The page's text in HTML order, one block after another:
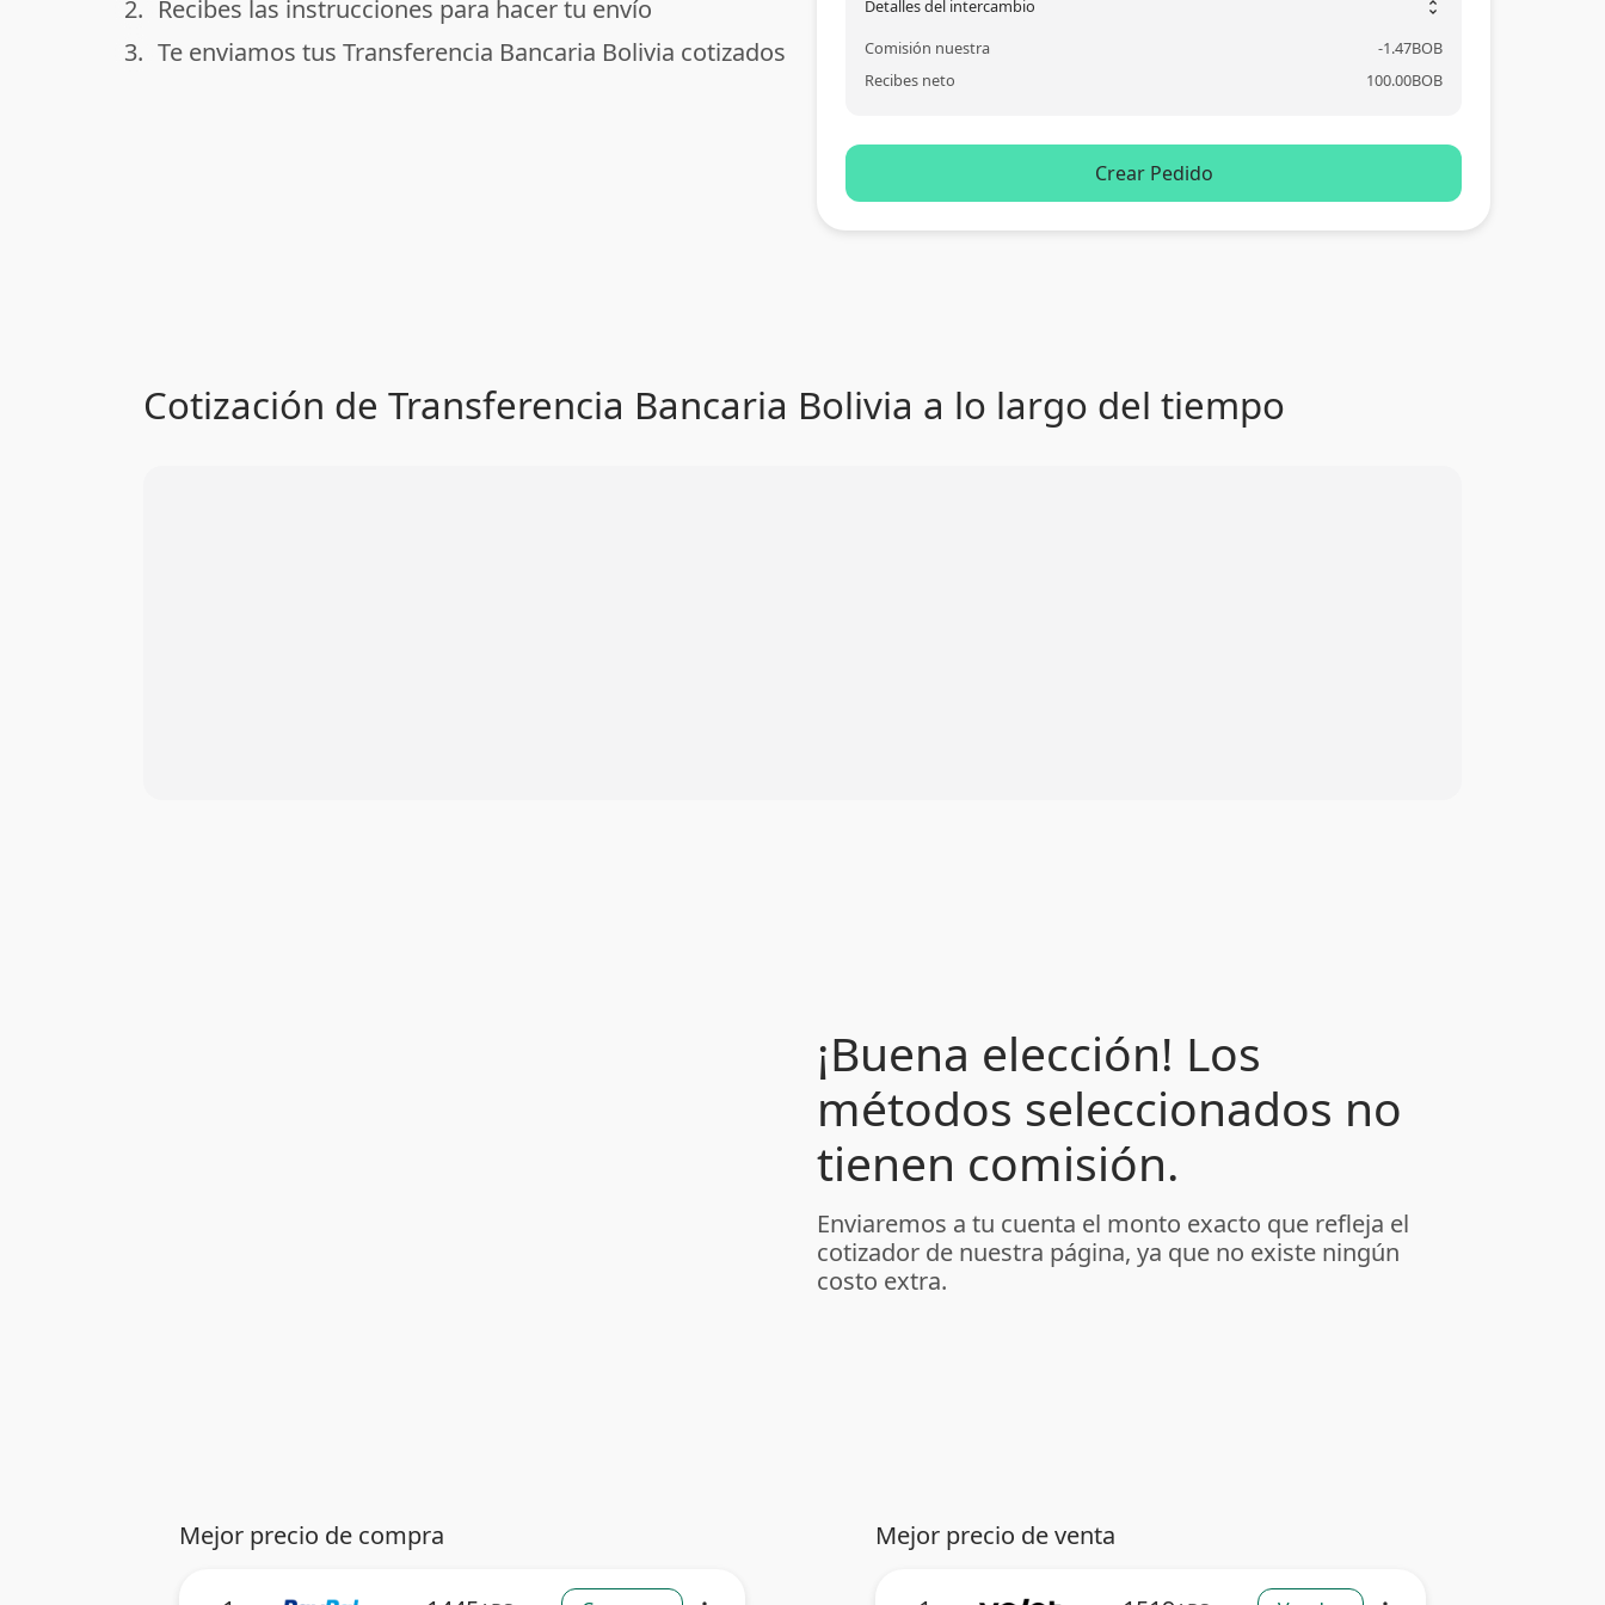
done
2. Recibes las instrucciones para hacer tu envío
done
3. Te enviamos tus Transferencia Bancaria Bolivia cotizados
Detalles del intercambio unfold_more
Comisión nuestra -1.47BOB
Recibes neto
100.00BOB
Crear Pedido
Cotización de Transferencia Bancaria Bolivia a lo largo del tiempo
¡Buena elección! Los
métodos seleccionados no
tienen comisión.
Enviaremos a tu cuenta el monto exacto que refleja el
cotizador de nuestra página, ya que no existe ningún
costo extra.
Mejor precio de compra Mejor precio de venta